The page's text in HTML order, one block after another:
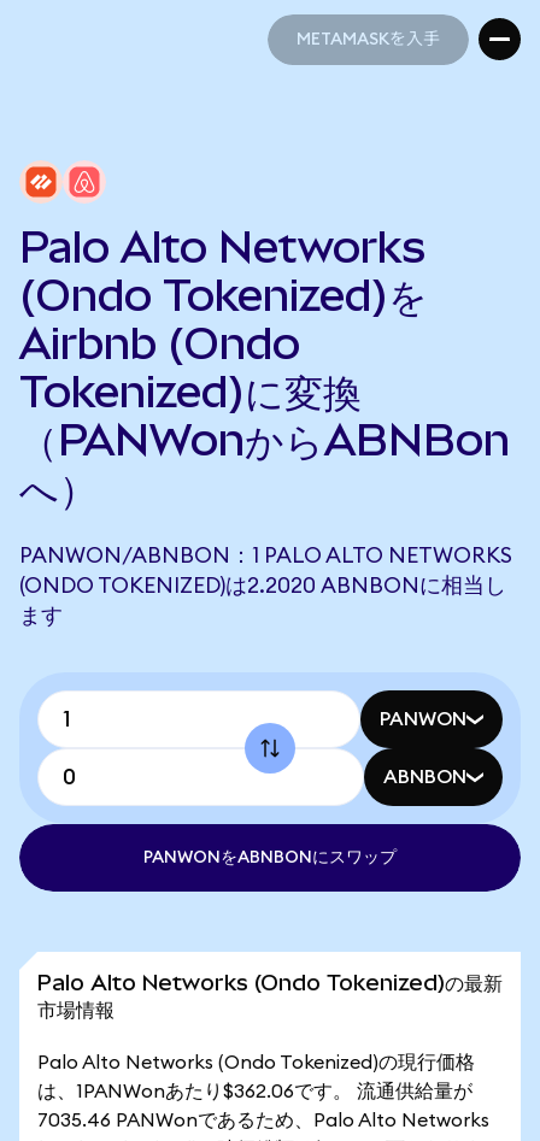
METAMASKを入手
Palo Alto Networks
(Ondo Tokenized)を
Airbnb (Ondo
Tokenized)に変換
（PANWonからABNBon
へ）
PANWON/ABNBON：1 PALO ALTO NETWORKS
(ONDO TOKENIZED)は2.2020 ABNBONに相当し
ます
PANWON
ABNBON
PANWONをABNBONにスワップ
Palo Alto Networks (Ondo Tokenized)の最新
市場情報
Palo Alto Networks (Ondo Tokenized)の現行価格
は、1PANWonあたり$362.06です。 流通供給量が
7035.46 PANWonであるため、Palo Alto Networks